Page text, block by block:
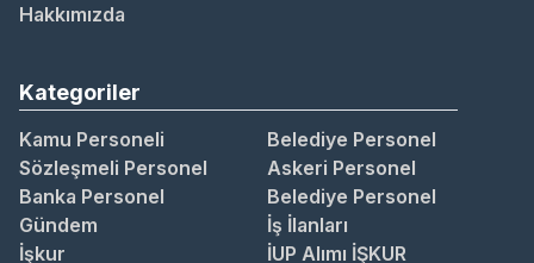
Hakkımızda
Kategoriler
Kamu Personeli
Belediye Personel
Sözleşmeli Personel
Askeri Personel
Banka Personel
Belediye Personel
Gündem
İş İlanları
İşkur
İUP Alımı İŞKUR